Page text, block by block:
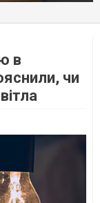
в
чи